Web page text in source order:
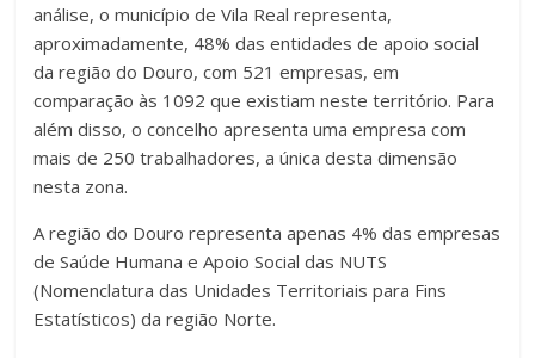
análise, o município de Vila Real representa,
aproximadamente, 48% das entidades de apoio social
da região do Douro, com 521 empresas, em
comparação às 1092 que existiam neste território. Para
além disso, o concelho apresenta uma empresa com
mais de 250 trabalhadores, a única desta dimensão
nesta zona.
A região do Douro representa apenas 4% das empresas
de Saúde Humana e Apoio Social das NUTS
(Nomenclatura das Unidades Territoriais para Fins
Estatísticos) da região Norte.